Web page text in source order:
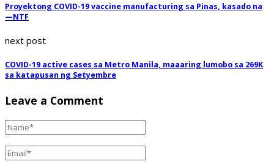
Proyektong COVID-19 vaccine manufacturing sa Pinas, kasado na
—NTF
next post
COVID-19 active cases sa Metro Manila, maaaring lumobo sa 269K
sa katapusan ng Setyembre
Leave a Comment